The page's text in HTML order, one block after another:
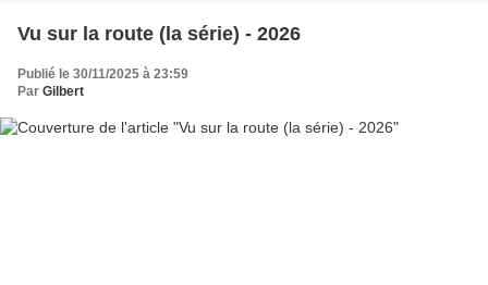
Vu sur la route (la série) - 2026
Publié le 30/11/2025 à 23:59
Par Gilbert